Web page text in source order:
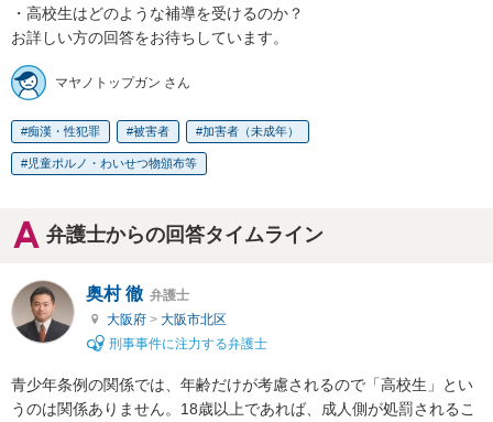
・高校生はどのような補導を受けるのか？
お詳しい方の回答をお待ちしています。
マヤノトップガン さん
痴漢・性犯罪 被害者 加害者（未成年）
児童ポルノ・わいせつ物頒布等
弁護士からの回答タイムライン
奥村 徹 弁護士
大阪府 > 大阪市北区
刑事事件に注力する弁護士
青少年条例の関係では、年齢だけが考慮されるので「高校生」とい
うのは関係ありません。18歳以上であれば、成人側が処罰されるこ